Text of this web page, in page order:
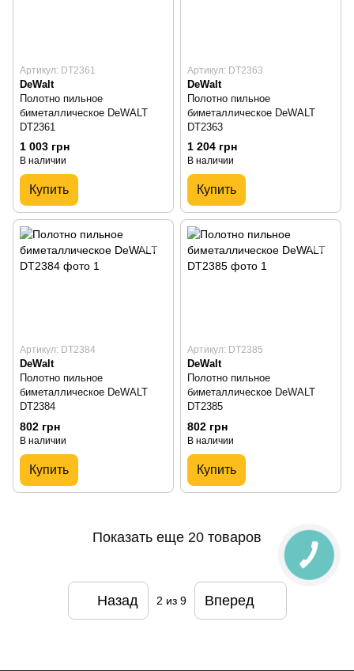
Артикул: DT2361
DeWalt
Полотно пильное
биметаллическое DeWALT
DT2361
1 003 грн
В наличии
Купить
Артикул: DT2363
DeWalt
Полотно пильное
биметаллическое DeWALT
DT2363
1 204 грн
В наличии
Купить
Артикул: DT2384
DeWalt
Полотно пильное
биметаллическое DeWALT
DT2384
802 грн
В наличии
Купить
Артикул: DT2385
DeWalt
Полотно пильное
биметаллическое DeWALT
DT2385
802 грн
В наличии
Купить
Показать еще 20 товаров
Назад 2 из 9 Вперед